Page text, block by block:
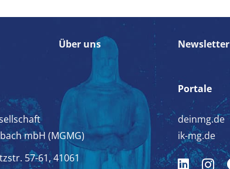
Über uns Newsletter
mbH (MGMG)
57-61, 41061
Portale
deinmg.de
ik-mg.de